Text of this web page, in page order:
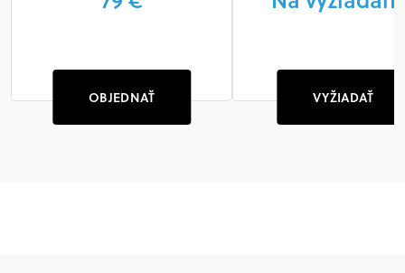
OBJEDNAŤ VYŽIADAŤ